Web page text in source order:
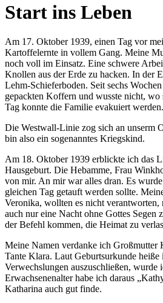
Start ins Leben
Am 17. Oktober 1939, einen Tag vor
Kartoffelernte in vollem Gang. Meine
noch voll im Einsatz. Eine schwere
Knollen aus der Erde zu hacken. In der
Lehm-Schieferboden. Seit sechs
gepackten Koffern und wusste nicht, wo
Tag konnte die Familie evakuiert werden.
Die Westwall-Linie zog sich an unserm
bin also ein sogenanntes Kriegskind.
Am 18. Oktober 1939 erblickte ich das
Hausgeburt. Die Hebamme, Frau
von mir. An mir war alles dran. Es wurde
gleichen Tag getauft werden sollte.
Veronika, wollten es nicht verantworten,
auch nur eine Nacht ohne Gottes Segen
der Befehl kommen, die Heimat zu
Meine Namen verdanke ich Großmutter
Tante Klara. Laut Geburtsurkunde
Verwechslungen auszuschließen, wurde
Erwachsenenalter habe ich daraus
Katharina auch gut finde.